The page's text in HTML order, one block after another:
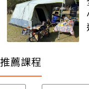
推薦課程